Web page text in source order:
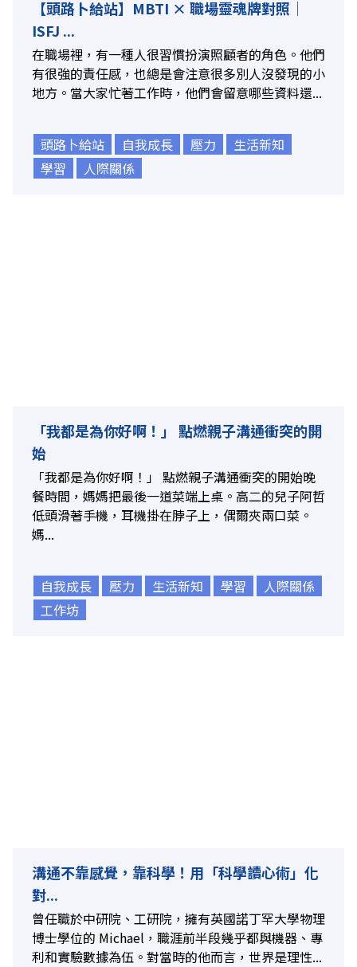
【頭路卜給站】MBTI × 職場靈魂牌對照｜
ISFJ ...
在職場裡，有一種人很習慣扮演照顧者的角色。他們
有很強的責任感，也總是會注意很多別人沒發現的小
地方。當大家忙著工作時，他們會留意哪些資料還...
頭路卜給站 自我成長 壓力
生活新知
學習
人際關係
「我都是為你好啊！」 點燃親子溝通衝突的開
始
「我都是為你好啊！」 點燃親子溝通衝突的開始晚
餐時間，媽媽把最後一道菜端上桌。高二的兒子阿哲
低頭滑著手機，耳機掛在脖子上，偶爾夾兩口菜。
媽...
自我成長 壓力 生活新知 學習
人際關係
工作坊
溝通不靠感覺，靠科學！用「科學讀心術」化
對...
曾任職於中研院、工研院，擁有英國諾丁罕大學物理
博士學位的 Michael，職涯前半段幾乎都與機器、專
利和實驗數據為伍。對當時的他而言，世界是理性...